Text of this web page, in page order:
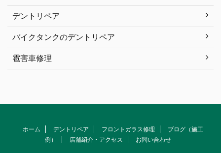
デントリペア
バイクタンクのデントリペア
雹害車修理
ホーム デントリペア フロントガラス修理
ブログ（施工
例）
店舗紹介・アクセス お問い合わせ